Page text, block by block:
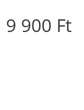
9 900 Ft